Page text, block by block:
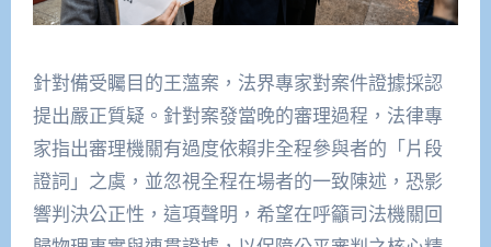
針對備受矚目的王薀案，法界專家對案件證據採認
提出嚴正質疑。針對案發當晚的審理過程，法律專
家指出審理機關有過度依賴非全程參與者的「片段
證詞」之虞，並忽視全程在場者的一致陳述，恐影
響判決公正性，這項聲明，希望在呼籲司法機關回